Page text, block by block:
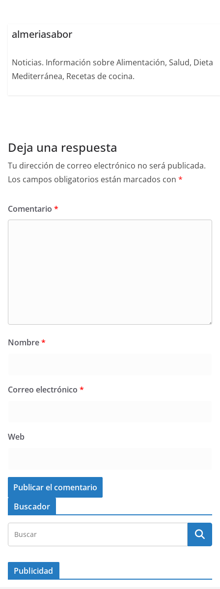
almeriasabor
Noticias. Información sobre Alimentación, Salud, Dieta
Mediterránea, Recetas de cocina.
Deja una respuesta
Tu dirección de correo electrónico no será publicada.
Los campos obligatorios están marcados con *
Comentario *
Nombre*
Correo electrónico *
Web
Buscador
Publicidad